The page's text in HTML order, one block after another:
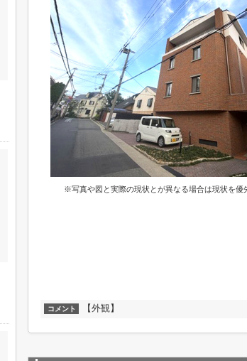
※写真や図と実際の現状とが異なる場合は現状を優
コメント 【外観】